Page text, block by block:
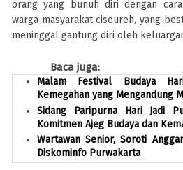
orang yang bunuh diri dengan
warga masyarakat ciseureh, yang
meninggal gantung diri oleh
Baca juga:
Malam Festival Budaya
Kemegahan yang Mengandung
Sidang Paripurna Hari Jadi
Komitmen Ajeg Budaya dan
Wartawan Senior, Soroti
Diskominfo Purwakarta